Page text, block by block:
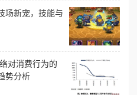
场新宠，技能与
对消费行为的
势分析